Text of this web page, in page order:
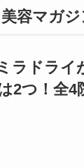
美容マガジ
ラドライ
2つ！全4